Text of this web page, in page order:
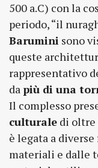
500 a.C) con la
periodo, “il
Barumini sono
queste
rappresentativo
da più di una
Il complesso
culturale di oltre
è legata a
materiali e dalle